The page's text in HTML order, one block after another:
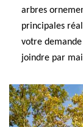
arbres
principales
votre
joindre par